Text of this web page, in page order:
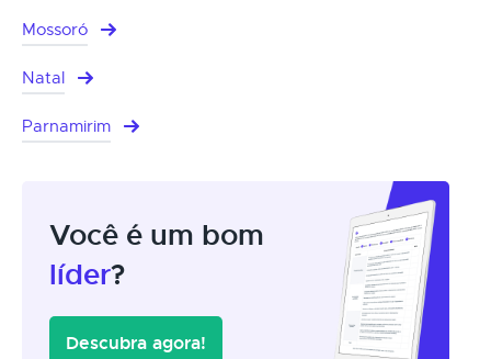
Mossoró
Natal
Parnamirim
Você é um bom
líder?
Descubra agora!